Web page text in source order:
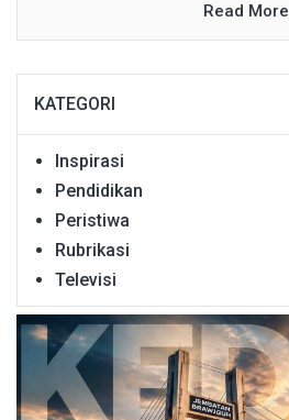
Read More
KATEGORI
Inspirasi
Pendidikan
Peristiwa
Rubrikasi
Televisi